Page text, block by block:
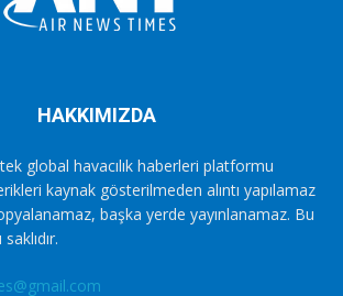
HAKKIMIZDA
global havacılık haberleri platformu
kaynak gösterilmeden alıntı yapılamaz
başka yerde yayınlanamaz. Bu